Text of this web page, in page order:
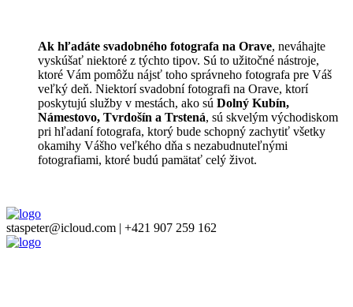
Ak hľadáte svadobného fotografa na Orave, neváhajte
vyskúšať niektoré z týchto tipov. Sú to užitočné nástroje,
ktoré Vám pomôžu nájsť toho správneho fotografa pre Váš
veľký deň. Niektorí svadobní fotografi na Orave, ktorí
poskytujú služby v mestách, ako sú Dolný Kubín,
Námestovo, Tvrdošín a Trstená, sú skvelým východiskom
pri hľadaní fotografa, ktorý bude schopný zachytiť všetky
okamihy Vášho veľkého dňa s nezabudnuteľnými
fotografiami, ktoré budú pamätať celý život.
staspeter@icloud.com | +421 907 259 162